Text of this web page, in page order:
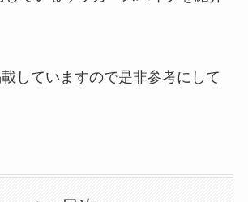
していますので是非参考にして